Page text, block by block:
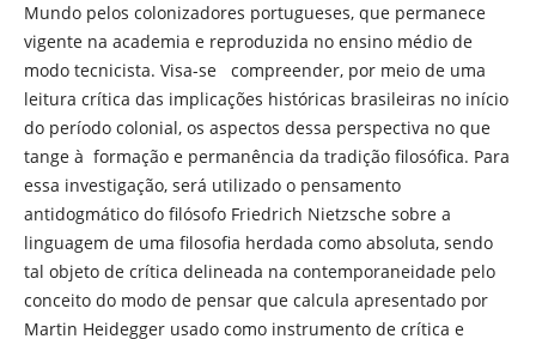
Mundo pelos colonizadores portugueses, que permanece
vigente na academia e reproduzida no ensino médio de
modo tecnicista. Visa-se compreender, por meio de uma
leitura crítica das implicações históricas brasileiras no início
do período colonial, os aspectos dessa perspectiva no que
tange à formação e permanência da tradição filosófica. Para
essa investigação, será utilizado o pensamento
antidogmático do filósofo Friedrich Nietzsche sobre a
linguagem de uma filosofia herdada como absoluta, sendo
tal objeto de crítica delineada na contemporaneidade pelo
conceito do modo de pensar que calcula apresentado por
Martin Heidegger usado como instrumento de crítica e